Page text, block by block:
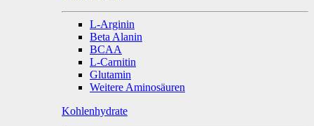
L-Arginin
Beta Alanin
BCAA
L-Carnitin
Glutamin
Weitere Aminosäuren
Kohlenhydrate